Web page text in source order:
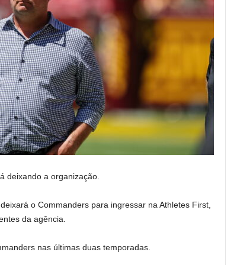
deixando a organização.
o Commanders para ingressar na Athletes First,
da agência.
nas últimas duas temporadas.